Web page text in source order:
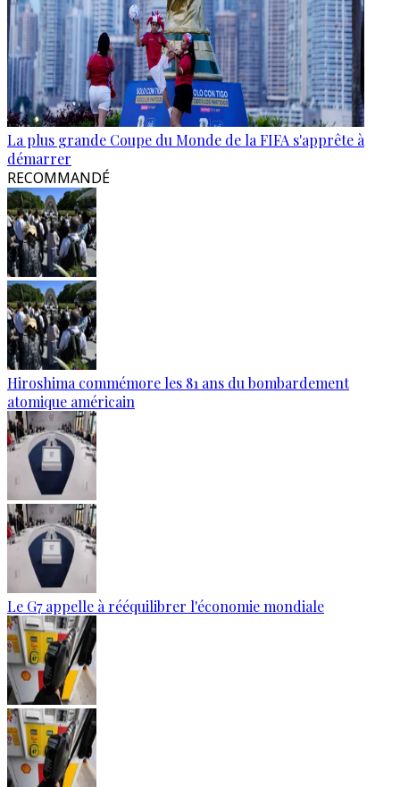
La plus grande Coupe du Monde de la FIFA s'apprête à
démarrer
RECOMMANDÉ
Hiroshima commémore les 81 ans du bombardement
atomique américain
Le G7 appelle à rééquilibrer l'économie mondiale